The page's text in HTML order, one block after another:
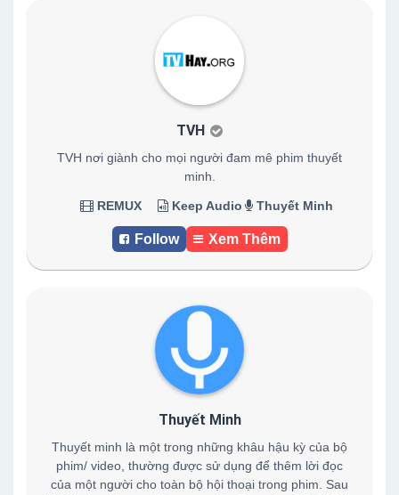
TVH
TVH nơi giành cho mọi người đam mê phim thuyết
minh.
REMUX Keep Audio Thuyết Minh
Follow Xem Thêm
Thuyết Minh
Thuyết minh là một trong những khâu hậu kỳ của bộ
phim/ video, thường được sử dụng để thêm lời đọc
của một người cho toàn bộ hội thoại trong phim. Sau